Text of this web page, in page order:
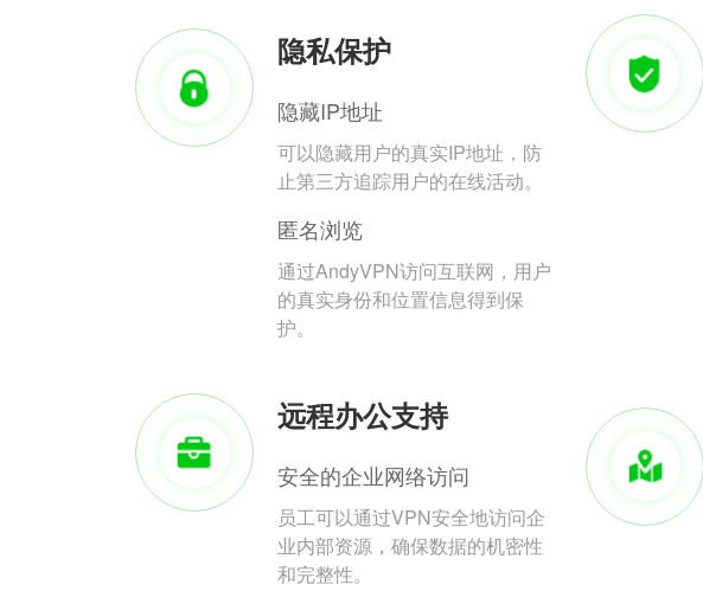
隐私保护
隐藏IP地址
可以隐藏用户的真实IP地址，防
止第三方追踪用户的在线活动。
匿名浏览
通过AndyVPN访问互联网，用户
的真实身份和位置信息得到保
护。
远程办公支持
安全的企业网络访问
员工可以通过VPN安全地访问企
业内部资源，确保数据的机密性
和完整性。